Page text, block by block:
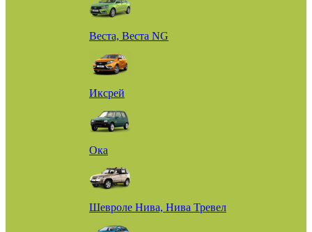
Веста, Веста NG
Иксрей
Ока
Шевроле Нива, Нива Тревел